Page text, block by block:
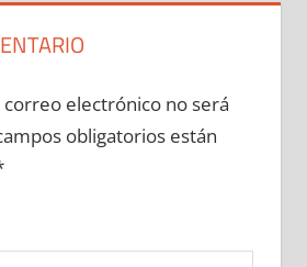
electrónico no será
obligatorios están